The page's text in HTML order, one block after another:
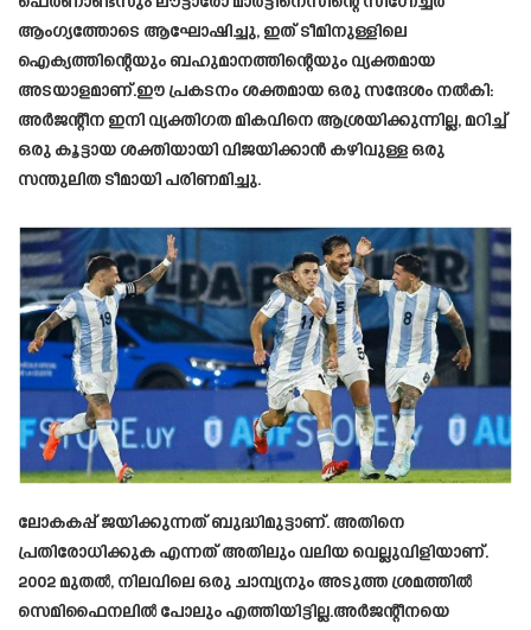
ആംഗ്യത്തോടെ ആഘോഷിച്ചു, ഇത് ടീമിനുള്ളിലെ
ഐക്യത്തിന്റെയും ബഹുമാനത്തിന്റെയും വ്യക്തമായ
അടയാളമാണ്.ഈ പ്രകടനം ശക്തമായ ഒരു സന്ദേശം നൽകി:
അർജന്റീന ഇനി വ്യക്തിഗത മികവിനെ ആശ്രയിക്കുന്നില്ല, മറിച്ച്
ഒരു കൂട്ടായ ശക്തിയായി വിജയിക്കാൻ കഴിവുള്ള ഒരു
സന്തുലിത ടീമായി പരിണമിച്ചു.
ലോകകപ്പ് ജയിക്കുന്നത് ബുദ്ധിമുട്ടാണ്. അതിനെ
പ്രതിരോധിക്കുക എന്നത് അതിലും വലിയ വെല്ലുവിളിയാണ്.
2002 മുതൽ, നിലവിലെ ഒരു ചാമ്പ്യനും അടുത്ത ശ്രമത്തിൽ
സെമിഫൈനലിൽ പോലും എത്തിയിട്ടില്ല.അർജന്റീനയെ